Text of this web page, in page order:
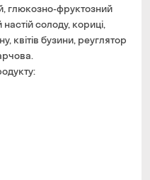
глюкозно-фруктозний
солоду, кориці,
квітів бузини, реуглятор